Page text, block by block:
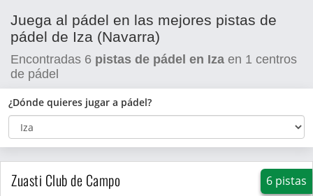
Juega al pádel en las mejores pistas de
pádel de Iza (Navarra)
Encontradas 6 pistas de pádel en Iza en 1 centros
de pádel
¿Dónde quieres jugar a pádel?
Zuasti Club de Campo 6 pistas